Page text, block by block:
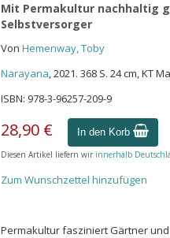
Mit Permakultur nachhaltig
Selbstversorger
Von Hemenway, Toby
Narayana, 2021. 368 S. 24 cm, KT
ISBN: 978-3-96257-209-9
28,90 € In den Korb
Diesen Artikel liefern wir innerhalb
Zum Wunschzettel hinzufügen
Permakultur fasziniert Gärtner